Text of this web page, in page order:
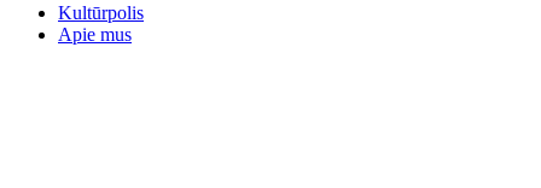
Kultūrpolis
Apie mus